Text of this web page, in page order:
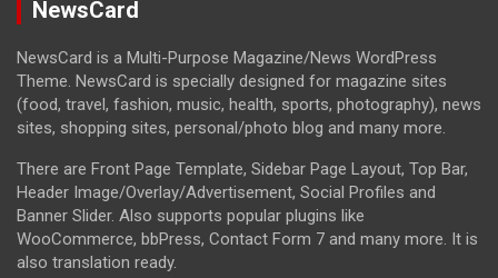
NewsCard
NewsCard is a Multi-Purpose Magazine/News WordPress
Theme. NewsCard is specially designed for magazine sites
(food, travel, fashion, music, health, sports, photography), news
sites, shopping sites, personal/photo blog and many more.
There are Front Page Template, Sidebar Page Layout, Top Bar,
Header Image/Overlay/Advertisement, Social Profiles and
Banner Slider. Also supports popular plugins like
WooCommerce, bbPress, Contact Form 7 and many more. It is
also translation ready.